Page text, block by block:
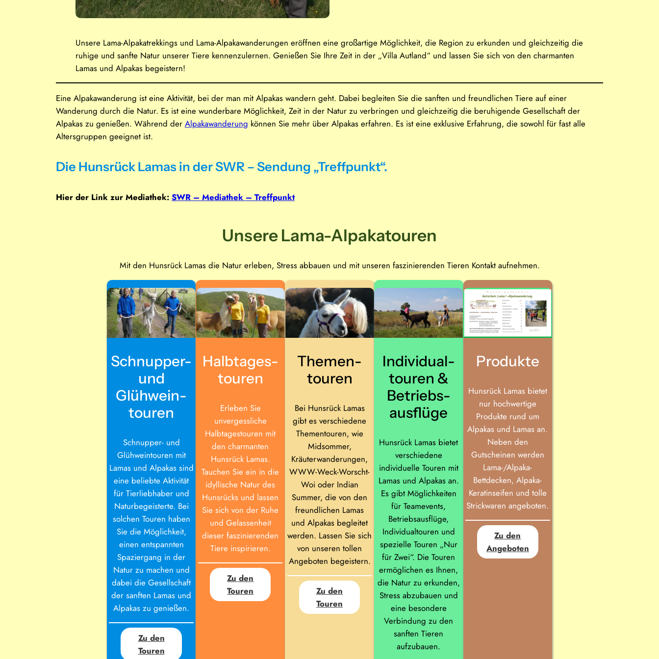
Unsere Lama-Alpakatrekkings und Lama-Alpakawanderungen eröffnen eine großartige Möglichkeit, die Region zu erkunden und gleichzeitig die
ruhige und sanfte Natur unserer Tiere kennenzulernen. Genießen Sie Ihre Zeit in der „Villa Autland“ und lassen Sie sich von den charmanten
Lamas und Alpakas begeistern!
Eine Alpakawanderung ist eine Aktivität, bei der man mit Alpakas wandern geht. Dabei begleiten Sie die sanften und freundlichen Tiere auf einer
Wanderung durch die Natur. Es ist eine wunderbare Möglichkeit, Zeit in der Natur zu verbringen und gleichzeitig die beruhigende Gesellschaft der
Alpakas zu genießen. Während der Alpakawanderung können Sie mehr über Alpakas erfahren. Es ist eine exklusive Erfahrung, die sowohl für fast alle
Altersgruppen geeignet ist.
Die Hunsrück Lamas in der SWR – Sendung „Treffpunkt“.
Hier der Link zur Mediathek: SWR – Mediathek – Treffpunkt
Unsere Lama-Alpakatouren
Mit den Hunsrück Lamas die Natur erleben, Stress abbauen und mit unseren faszinierenden Tieren Kontakt aufnehmen.
Schnupper-
und
Glühwein­
touren
Schnupper- und
Glühweintouren mit
Lamas und Alpakas sind
eine beliebte Aktivität
für Tierliebhaber und
Naturbegeisterte. Bei
solchen Touren haben
Sie die Möglichkeit,
einen entspannten
Spaziergang in der
Natur zu machen und
dabei die Gesellschaft
der sanften Lamas und
Alpakas zu genießen.
Zu den
Touren
Halbtages­
touren
Erleben Sie
unvergessliche
Halbtagestouren mit
den charmanten
Hunsrück Lamas.
Tauchen Sie ein in die
idyllische Natur des
Hunsrücks und lassen
Sie sich von der Ruhe
und Gelassenheit
dieser faszinierenden
Tiere inspirieren.
Zu den
Touren
Themen­
touren
Bei Hunsrück Lamas
gibt es verschiedene
Thementouren, wie
Midsommer,
Kräuterwanderungen,
WWW-Weck-Worscht-
Woi oder Indian
Summer, die von den
freundlichen Lamas
und Alpakas begleitet
werden. Lassen Sie sich
von unseren tollen
Angeboten begeistern.
Zu den
Touren
Individual­
touren &
Betriebs­
ausflüge
Hunsrück Lamas bietet
verschiedene
individuelle Touren mit
Lamas und Alpakas an.
Es gibt Möglichkeiten
für Teamevents,
Betriebsausflüge,
Individualtouren und
spezielle Touren „Nur
für Zwei“. Die Touren
ermöglichen es Ihnen,
die Natur zu erkunden,
Stress abzubauen und
eine besondere
Verbindung zu den
sanften Tieren
aufzubauen.
Produkte
Hunsrück Lamas bietet
nur hochwertige
Produkte rund um
Alpakas und Lamas an.
Neben den
Gutscheinen werden
Lama-/Alpaka-
Bettdecken, Alpaka-
Keratinseifen und tolle
Strickwaren angeboten.
Zu den
Angeboten